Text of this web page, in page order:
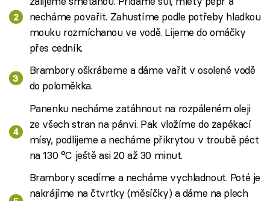
necháme povařit. Zahustíme podle potřeby hladkou
mouku rozmíchanou ve vodě. Lijeme do omáčky
přes cedník.
Brambory oškrábeme a dáme vařit v osolené vodě
do poloměkka.
Panenku necháme zatáhnout na rozpáleném oleji
ze všech stran na pánvi. Pak vložíme do zapékací
mísy, podlijeme a necháme přikrytou v troubě péct
na 130 °C ještě asi 20 až 30 minut.
Brambory scedíme a necháme vychladnout. Poté je
nakrájíme na čtvrtky (měsíčky) a dáme na plech